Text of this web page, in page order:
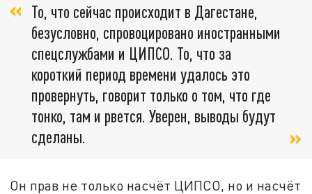
То, что сейчас происходит в Дагестане,
безусловно, спровоцировано иностранными
спецслужбами и ЦИПСО. То, что за
короткий период времени удалось это
провернуть, говорит только о том, что где
тонко, там и рвется. Уверен, выводы будут
сделаны.
Он прав не только насчёт ЦИПСО, но и насчёт